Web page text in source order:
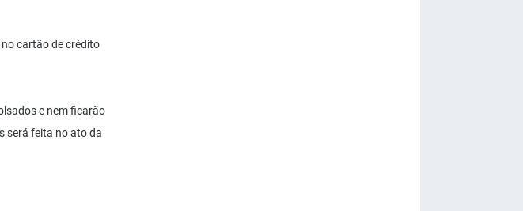
cartão de crédito
e nem ficarão
será feita no ato da